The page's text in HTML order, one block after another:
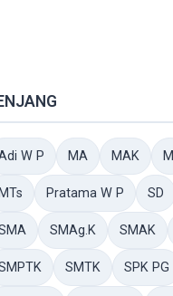
W P MA MAK MI
Pratama W P SD
SMAg.K SMAK
SMTK SPK PG